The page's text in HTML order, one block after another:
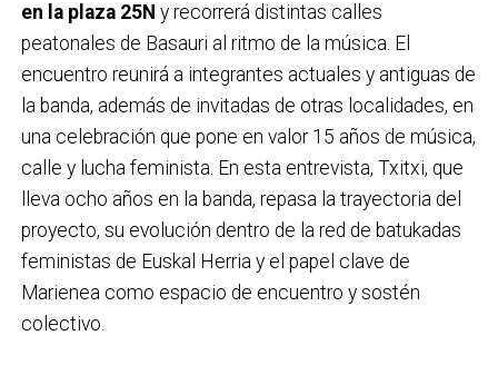
en la plaza 25N y recorrerá distintas calles
peatonales de Basauri al ritmo de la música. El
encuentro reunirá a integrantes actuales y antiguas de
la banda, además de invitadas de otras localidades, en
una celebración que pone en valor 15 años de música,
calle y lucha feminista. En esta entrevista, Txitxi, que
lleva ocho años en la banda, repasa la trayectoria del
proyecto, su evolución dentro de la red de batukadas
feministas de Euskal Herria y el papel clave de
Marienea como espacio de encuentro y sostén
colectivo.